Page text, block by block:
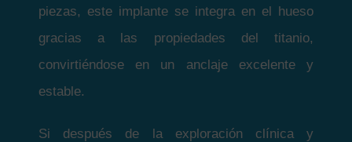
piezas, este implante se integra en el hueso
gracias a las propiedades del titanio,
convirtiéndose en un anclaje excelente y
estable.
Si después de la exploración clínica y